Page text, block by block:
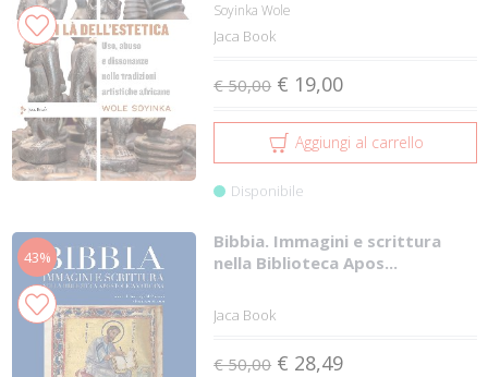
Soyinka Wole
Jaca Book
€ 50,00 € 19,00
Aggiungi al carrello
Disponibile
43%
Bibbia. Immagini e scrittura
nella Biblioteca Apos...
Jaca Book
€ 50,00 € 28,49